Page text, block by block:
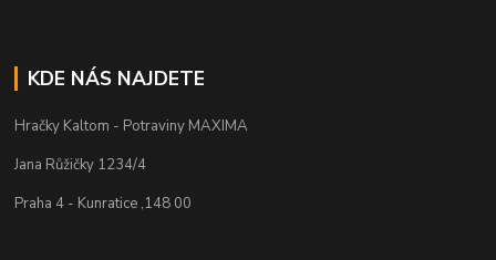
KDE NÁS NAJDETE
Hračky Kaltom - Potraviny MAXIMA
Jana Růžičky 1234/4
Praha 4 - Kunratice ,148 00